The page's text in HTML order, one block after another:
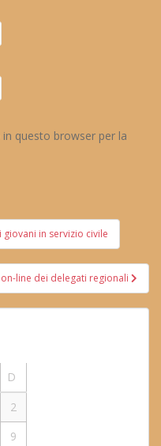
questo browser per la
giovani in servizio civile
line dei delegati regionali
D
2
9